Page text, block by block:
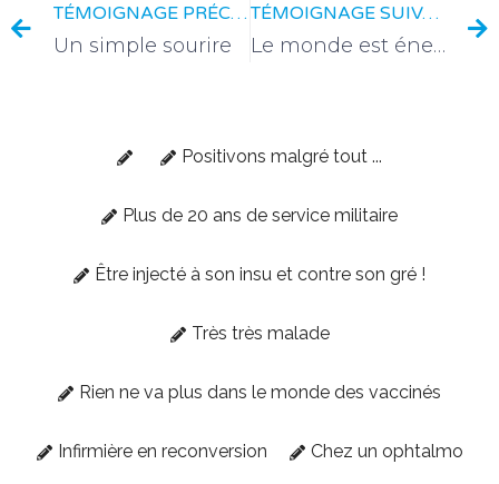
TÉMOIGNAGE PRÉCÉDENT
Un simple sourire
TÉMOIGNAGE SUIVANT
Le monde est énergie
Positivons malgré tout ...
Plus de 20 ans de service militaire
Être injecté à son insu et contre son gré !
Très très malade
Rien ne va plus dans le monde des vaccinés
Infirmière en reconversion Chez un ophtalmo